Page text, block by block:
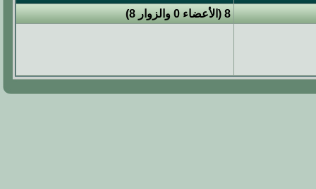
8 (الأعضاء 0 والزوار 8)